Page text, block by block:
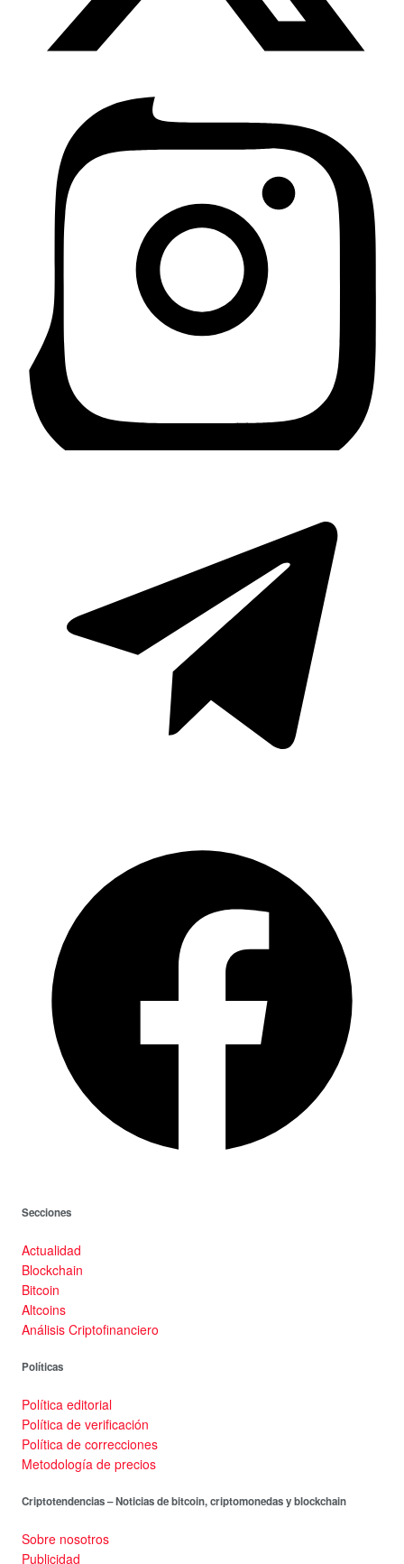
Secciones
Actualidad
Blockchain
Bitcoin
Altcoins
Análisis Criptofinanciero
Políticas
Política editorial
Política de verificación
Política de correcciones
Metodología de precios
Criptotendencias – Noticias de bitcoin, criptomonedas y blockchain
Sobre nosotros
Publicidad